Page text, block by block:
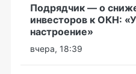
Подрядчик — о
инвесторов к ОКН:
настроение»
вчера, 18:39